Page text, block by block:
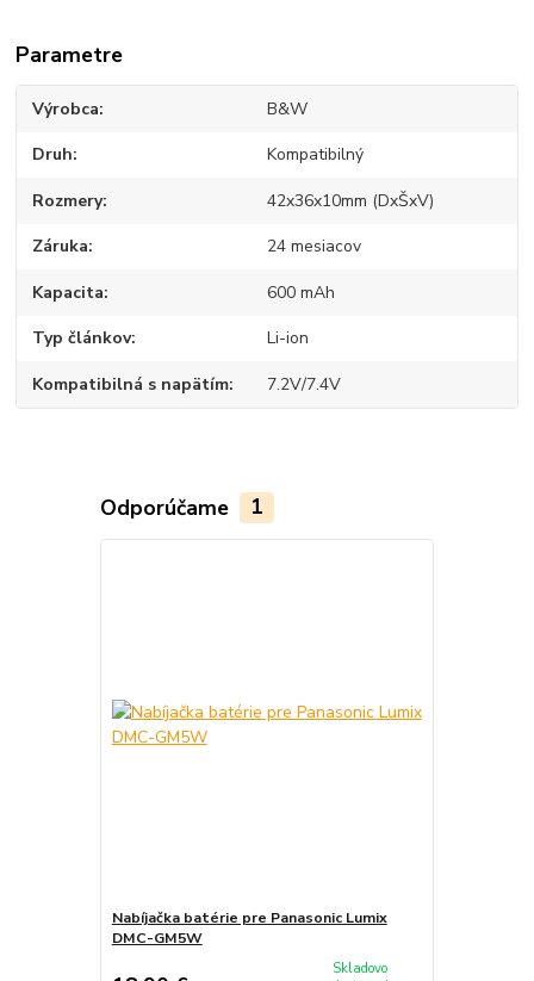
Parametre
Výrobca B&W
Druh Kompatibilný
Rozmery 42x36x10mm (DxŠxV)
Záruka 24 mesiacov
Kapacita 600 mAh
Typ článkov Li-ion
Kompatibilná s napätím 7.2V/7.4V
Odporúčame 1
Nabíjačka batérie pre Panasonic Lumix
DMC-GM5W
Skladovo